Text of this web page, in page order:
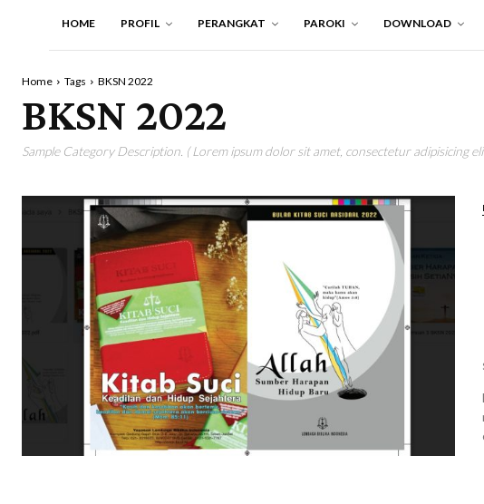
HOME PROFIL PERANGKAT PAROKI DOWNLOAD
Home Tags BKSN 2022
BKSN 2022
Sample Category Description. ( Lorem ipsum dolor sit amet, consectetur adipisicing